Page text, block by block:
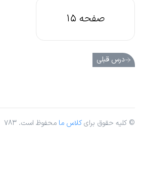
صفحه 15
درس قبلی
© کلیه حقوق برایکلاس ما محفوظ است. ۷۸۳